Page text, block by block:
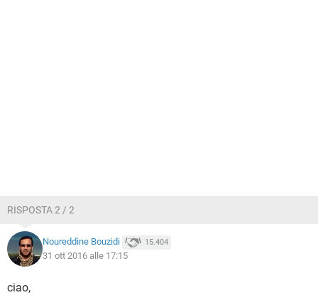
RISPOSTA 2 / 2
Noureddine Bouzidi 15.404
31 ott 2016 alle 17:15
ciao,